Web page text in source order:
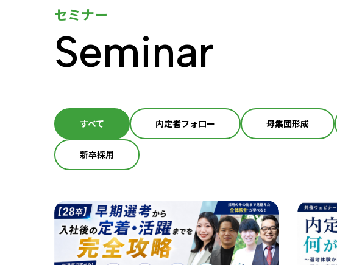
セミナー
Seminar
すべて 内定者フォロー 母集団形成
新卒採用